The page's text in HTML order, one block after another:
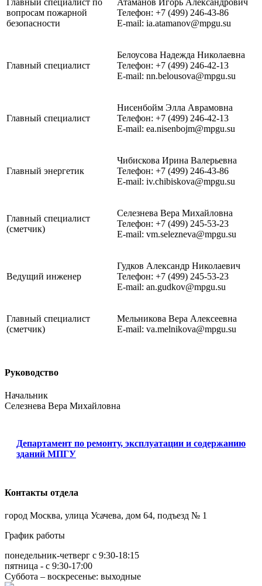
вопросам пожарной
безопасности
Телефон: +7 (499) 246-43-86
E-mail: ia.atamanov@mpgu.su
Главный специалист
Белоусова Надежда Николаевна
Телефон: +7 (499) 246-42-13
E-mail: nn.belousova@mpgu.su
Главный специалист
Нисенбойм Элла Аврамовна
Телефон: +7 (499) 246-42-13
E-mail: ea.nisenbojm@mpgu.su
Главный энергетик
Чибискова Ирина Валерьевна
Телефон: +7 (499) 246-43-86
E-mail: iv.chibiskova@mpgu.su
Главный специалист
(сметчик)
Селезнева Вера Михайловна
Телефон: +7 (499) 245-53-23
E-mail: vm.selezneva@mpgu.su
Ведущий инженер
Гудков Александр Николаевич
Телефон: +7 (499) 245-53-23
E-mail: an.gudkov@mpgu.su
Главный специалист
(сметчик)
Мельникова Вера Алексеевна
E-mail: va.melnikova@mpgu.su
Руководство
Начальник
Селезнева Вера Михайловна
Департамент по ремонту, эксплуатации и содержанию
зданий МПГУ
Контакты отдела
город Москва, улица Усачева, дом 64, подъезд № 1
График работы
понедельник-четверг с 9:30-18:15
пятница - с 9:30-17:00
Суббота – воскресенье: выходные